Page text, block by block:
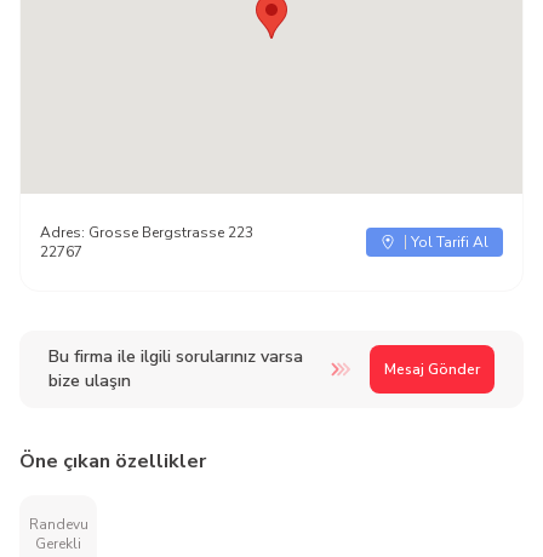
Bu firma ile ilgili sorularınız varsa
bize ulaşın
Mesaj Gönder
Adres: Grosse Bergstrasse 223
22767
Yol Tarifi Al
Öne çıkan özellikler
Randevu
Gerekli